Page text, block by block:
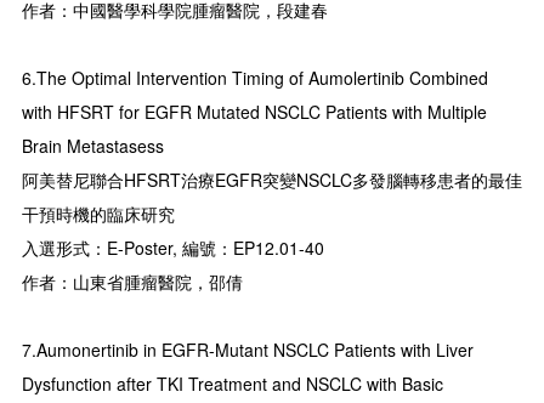
作者：中國醫學科學院腫瘤醫院，段建春
6.The Optimal Intervention Timing of Aumolertinib Combined
with HFSRT for EGFR Mutated NSCLC Patients with Multiple
Brain Metastasess
阿美替尼聯合HFSRT治療EGFR突變NSCLC多發腦轉移患者的最佳
干預時機的臨床研究
入選形式：E-Poster, 編號：EP12.01-40
作者：山東省腫瘤醫院，邵倩
7.Aumonertinib in EGFR-Mutant NSCLC Patients with Liver
Dysfunction after TKI Treatment and NSCLC with Basic